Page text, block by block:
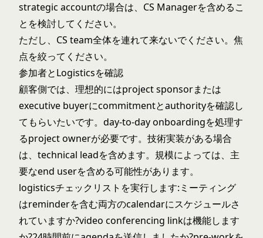
strategic accountの場合は、CS Managerを含めるこ
とを検討してください。
ただし、CS team全体を連れて来ないでください。焦
点を絞ってください。
参加者とLogisticsを確認
顧客側では、理想的にはproject sponsorまたは
executive buyerにcommitmentとauthorityを確認し
てもらいたいです。day-to-day onboardingを処理す
るproject ownerが必要です。技術実装がある場合
は、technical leadを含めます。規模によっては、主
要なend userを含める可能性があります。
logisticsチェックリストを実行します:ミーティング
はreminderを含む両方のcalendarにスケジュールさ
れていますか?video conferencing linkは機能します